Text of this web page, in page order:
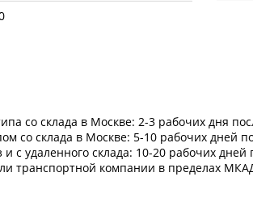
со склада в Москве: 2-3 рабочих дня
со склада в Москве: 5-10 рабочих дней
и с удаленного склада: 10-20 рабочих
транспортной компании в пределах